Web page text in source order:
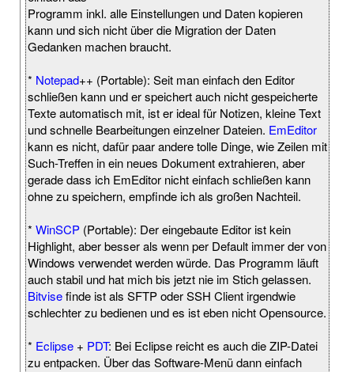
Programm inkl. alle Einstellungen und Daten kopieren
kann und sich nicht über die Migration der Daten
Gedanken machen braucht.
* Notepad++ (Portable): Seit man einfach den Editor
schließen kann und er speichert auch nicht gespeicherte
Texte automatisch mit, ist er ideal für Notizen, kleine Text
und schnelle Bearbeitungen einzelner Dateien. EmEditor
kann es nicht, dafür paar andere tolle Dinge, wie Zeilen mit
Such-Treffen in ein neues Dokument extrahieren, aber
gerade dass ich EmEditor nicht einfach schließen kann
ohne zu speichern, empfinde ich als großen Nachteil.
* WinSCP (Portable): Der eingebaute Editor ist kein
Highlight, aber besser als wenn per Default immer der von
Windows verwendet werden würde. Das Programm läuft
auch stabil und hat mich bis jetzt nie im Stich gelassen.
Bitvisefinde ist als SFTP oder SSH Client irgendwie
schlechter zu bedienen und es ist eben nicht Opensource.
* Eclipse + PDT: Bei Eclipse reicht es auch die ZIP-Datei
zu entpacken. Über das Software-Menü dann einfach